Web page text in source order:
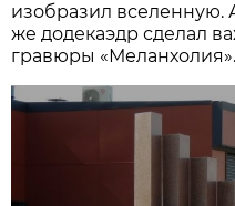
изобразил вселенную.
же додекаэдр сделал
гравюры «Меланхолия».